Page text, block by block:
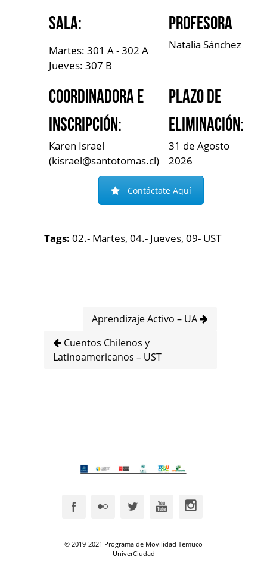
Sala:
Martes: 301 A - 302 A
Jueves: 307 B
Profesora
Natalia Sánchez
Coordinadora e
Inscripción:
Karen Israel
(kisrael@santotomas.cl)
Plazo de
Eliminación:
31 de Agosto
2026
Contáctate Aquí
Tags: 02.- Martes, 04.- Jueves, 09- UST
Aprendizaje Activo – UA
Cuentos Chilenos y
Latinoamericanos – UST
© 2019-2021 Programa de Movilidad Temuco
UniverCiudad